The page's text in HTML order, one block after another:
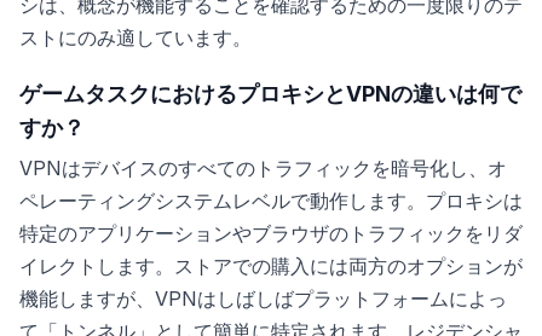
ストにのみ適しています。
ゲームタスクにおけるプロキシとVPNの違いは何で
すか？
VPNはデバイスのすべてのトラフィックを暗号化し、オ
ペレーティングシステムレベルで動作します。プロキシは
特定のアプリケーションやブラウザのトラフィックをリダ
イレクトします。ストアでの購入には両方のオプションが
機能しますが、VPNはしばしばプラットフォームによっ